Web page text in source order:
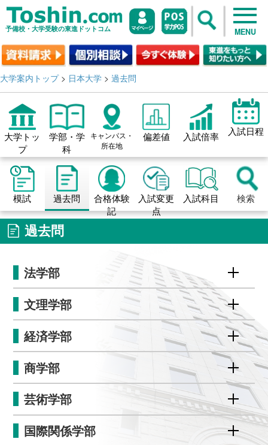
予備校・大学受験の東進ドットコム MENU
大学案内トップ> 日本大学 > 過去問
大学トッ
プ
学部・学
科
キャンパス・
所在地
偏差値 入試倍率 入試日程
模試 過去問
合格体験
記
入試変更
点
入試科目 検索
過去問
法学部
文理学部
経済学部
商学部
芸術学部
国際関係学部